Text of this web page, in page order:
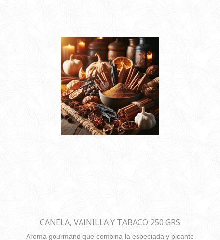
CANELA, VAINILLA Y TABACO 250 GRS
Aroma gourmand que combina la especiada y picante